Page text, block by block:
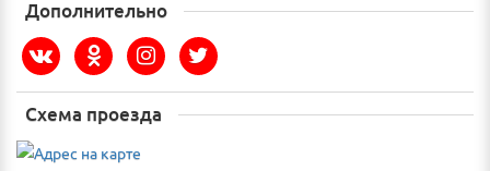
Дополнительно
Схема проезда